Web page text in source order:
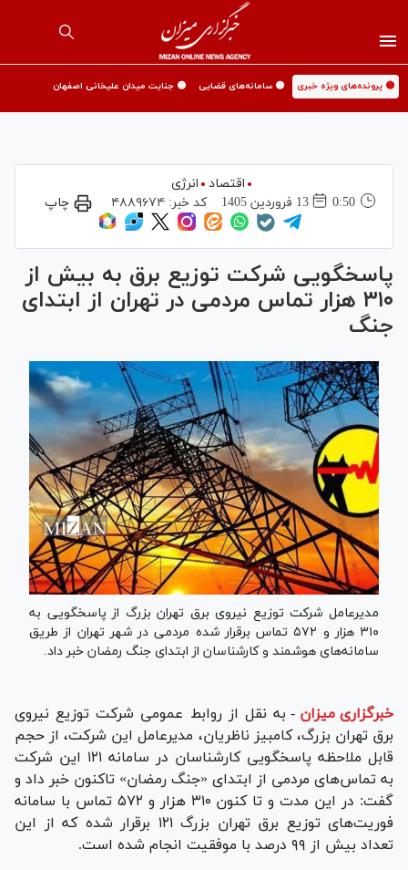
🟡 پرونده‌های ویژه خبری 🟡 سامانه‌های قضایی 🟡 جنایت میدان علیخانی اصفهان
اقتصاد
انرژی
0:50
13 فروردين 1405 کد خبر:۴۸۸۹۶۷۴ چاپ
پاسخگویی شرکت توزیع برق به بیش از
۳۱۰ هزار تماس مردمی در تهران از ابتدای
جنگ
مدیرعامل شرکت توزیع نیروی برق تهران بزرگ از پاسخگویی به
۳۱۰ هزار و ۵۷۲ تماس برقرار شده مردمی در شهر تهران از طریق
سامانه‌های هوشمند و کارشناسان از ابتدای جنگ رمضان خبر داد.
خبرگزاری میزان - به نقل از روابط عمومی شرکت توزیع نیروی
برق تهران بزرگ، کامبیز ناظریان، مدیرعامل این شرکت، از حجم
قابل ملاحظه پاسخگویی کارشناسان در سامانه ۱۲۱ این شرکت
به تماس‌های مردمی از ابتدای «جنگ رمضان» تاکنون خبر داد و
گفت: در این مدت و تا کنون ۳۱۰ هزار و ۵۷۲ تماس با سامانه
فوریت‌های توزیع برق تهران بزرگ ۱۲۱ برقرار شده که از این
تعداد بیش از ۹۹ درصد با موفقیت انجام شده است.